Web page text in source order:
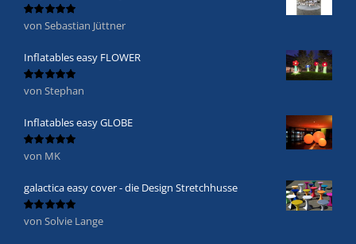
Bewertet
von Sebastian Jüttner
Inflatables easy FLOWER
Bewertet
von 5
von Stephan
Inflatables easy GLOBE
Bewertet
von MK
galactica easy cover - die Design Stretchhusse
Bewertet
von Solvie Lange